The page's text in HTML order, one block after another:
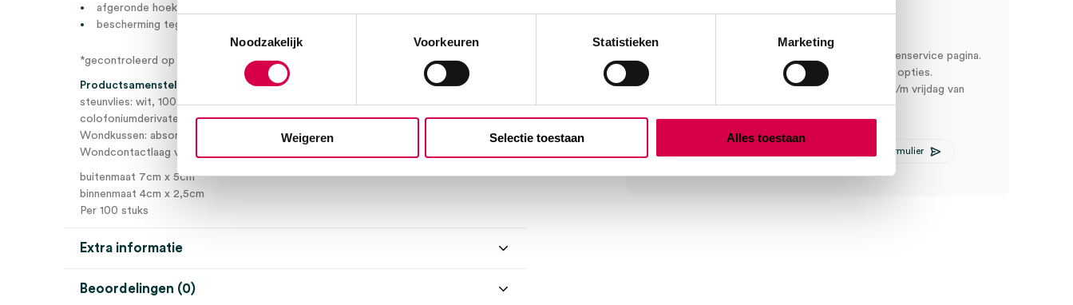
Toestemmingsselectie
Noodzakelijk
Voorkeuren Statistieken Marketing
Weigeren Selectie toestaan Alles toestaan
afgeronde hoeken voor langere hechting
bescherming tegen verontreinigingen en mechanische invloeden
*gecontroleerd op waterdampdoorlaatbaarheid
Productsamenstelling
steunvlies: wit, 100 % polyester, polyacrylaatlijm (zonder colofonium en
colofoniumderivaten)
Wondkussen: absorptielaag van viscose en polyethyleen/polypropyleen,
Wondcontactlaag van polyethyleen
buitenmaat 7cm x 5cm
binnenmaat 4cm x 2,5cm
Per 100 stuks
Extra informatie
Beoordelingen (0)
Vind je antwoord snel en makkelijk op onze klantenservice pagina.
Of contacteer ons via een van de onderstaande opties.
Onze klantenservice is bereikbaar van maandag t/m vrijdag van
08:30 tot 17:00
Contactformulier